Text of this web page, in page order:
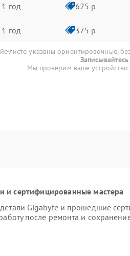
1 год 625 р
1 год 375 р
листе указаны ориентировочные,
Мы проверим ваше
и сертифицированные мастера
Gigabyte и прошедшие
после ремонта и